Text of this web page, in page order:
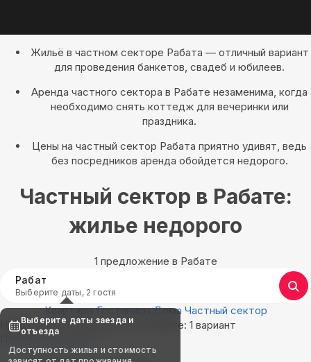
Жильё в частном секторе Рабата — отличный вариант
для проведения банкетов, свадеб и юбилеев.
Аренда частного сектора в Рабате незаменима, когда
необходимо снять коттедж для вечеринки или
праздника.
Цены на частный сектор Рабата приятно удивят, ведь
без посредников аренда обойдется недорого.
Частный сектор в Рабате:
жилье недорого
1 предложение в Рабате
Рабат
Выберите даты, 2 гостя
Квартиры Гостиницы Дома Частный сектор
Найдём, где остановиться в Рабате: 1 вариант
Показать на карте
Выберите даты заезда и
отъезда
Доступность жилья и стоимость